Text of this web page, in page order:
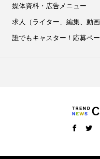
媒体資料・広告メニュー
求人（ライター、編集、動
誰でもキャスター！応募ペ